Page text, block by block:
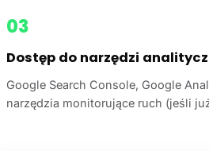
03
Dostęp do narzędzi
Google Search Console, Google
narzędzia monitorujące ruch (jeśli